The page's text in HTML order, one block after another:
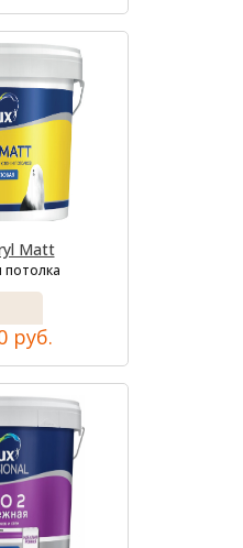
Matt
потолка
руб.